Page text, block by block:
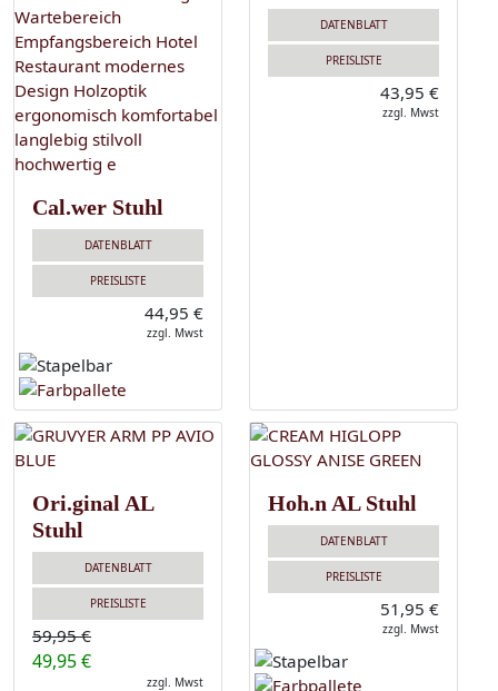
Cal.wer Stuhl
DATENBLATT
PREISLISTE
44,95 €
zzgl. Mwst
DATENBLATT
PREISLISTE
43,95 €
zzgl. Mwst
Ori.ginal AL
Stuhl
DATENBLATT
PREISLISTE
59,95 €
49,95 €
zzgl. Mwst
Hoh.n AL Stuhl
DATENBLATT
PREISLISTE
51,95 €
zzgl. Mwst